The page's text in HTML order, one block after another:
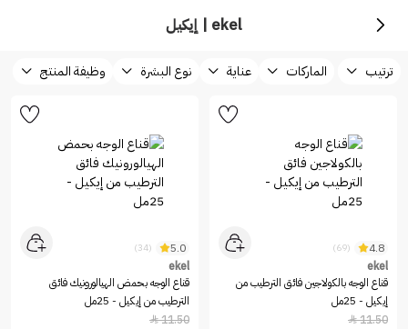
ekel | إيكيل
ترتيب الماركات عناية نوع البشرة وظيفة المنتج
4.8
(69)
ekel
قناع الوجه بالكولاجين فائق الترطيب من
إيكيل - 25مل
11.50

5.0
(34)
ekel
قناع الوجه بحمض الهيالورونيك فائق
الترطيب من إيكيل - 25مل
11.50
